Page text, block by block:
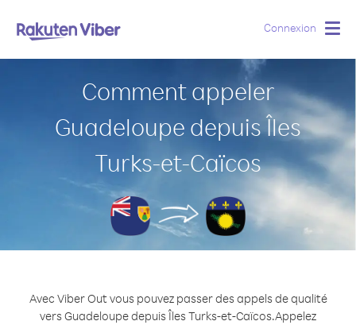
Connexion
Comment appeler
Guadeloupe depuis Îles
Turks-et-Caïcos
Avec Viber Out vous pouvez passer des appels de qualité
vers Guadeloupe depuis Îles Turks-et-Caïcos.Appelez